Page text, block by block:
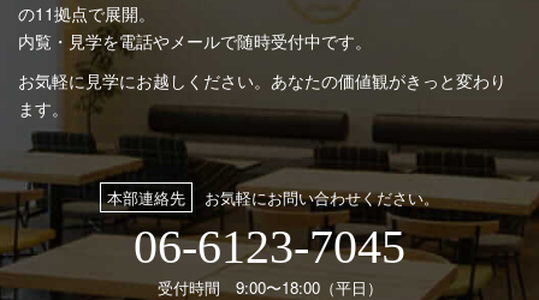
の11拠点で展開。
内覧・見学を電話やメールで随時受付中です。
お気軽に見学にお越しください。あなたの価値観がきっと変わり
ます。
本部連絡先 お気軽にお問い合わせください。
06-6123-7045
受付時間 9:00〜18:00（平日）